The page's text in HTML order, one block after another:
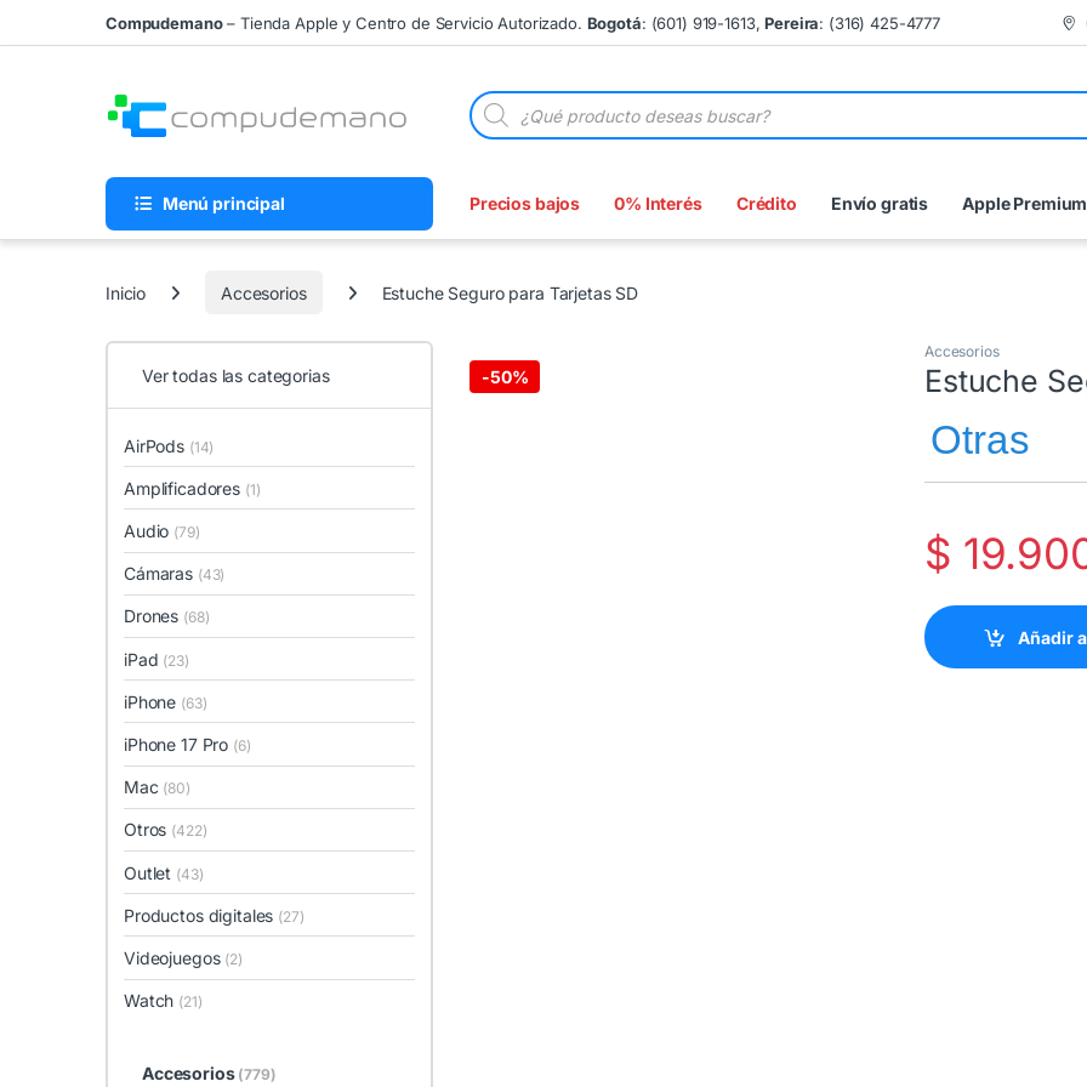
Skip to navigation
Skip to contentCompudemano– Tienda Apple y Centro de Servicio Autorizado. Bogotá: (601) 919-1613,Pereira: (316) 425-4777
Búsqueda de productos
Menú principal Precios bajos 0% Interés Crédito Envío gratis Apple Premium
Inicio Accesorios Estuche Seguro para Tarjetas SD
-50%
Accesorios
Estuche
$
Añadir
Ver todas las categorias
AirPods (14)
Amplificadores (1)
Audio (79)
Cámaras (43)
Drones (68)
iPad (23)
iPhone (63)
iPhone 17 Pro (6)
Mac (80)
Otros (422)
Outlet (43)
Productos digitales (27)
Videojuegos (2)
Watch (21)
Accesorios (779)